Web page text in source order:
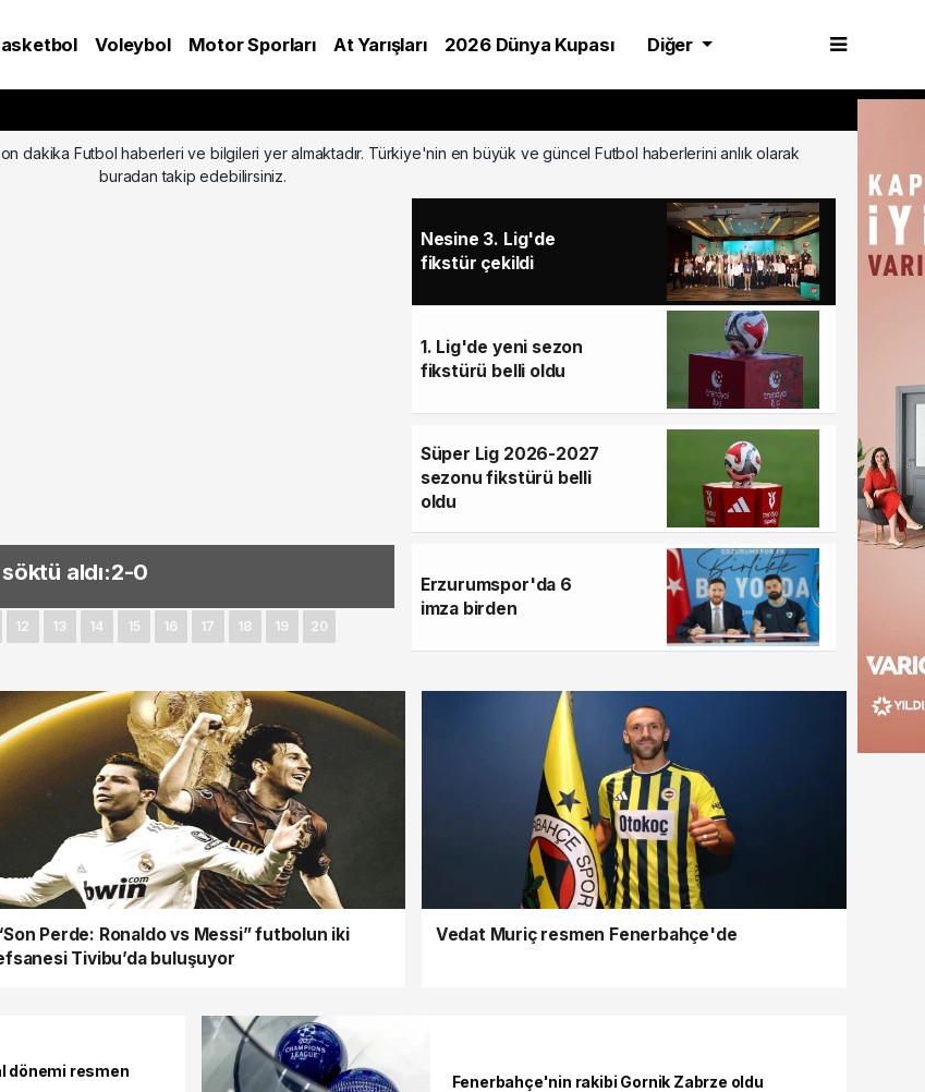
Voleybol Motor Sporları At Yarışları
2026 Dünya Kupası
Diğer
dakika Futbol haberleri ve bilgileri yer almaktadır. Türkiye'nin en büyük ve güncel Futbol haberlerini anlık olarak
buradan takip edebilirsiniz.
için İstanbul'da Anthony Taylor'a
12 13 14 15 16 17 18 19 20
Nesine 3. Lig'de
fikstür çekildi
1. Lig'de yeni sezon
fikstürü belli oldu
Süper Lig 2026-2027
sezonu fikstürü belli
oldu
Erzurumspor'da 6
imza birden
Perde: Ronaldo vs Messi” futbolun iki
Tivibu’da buluşuyor
Vedat Muriç resmen Fenerbahçe'de
dönemi resmen
Fenerbahçe'nin rakibi Gornik Zabrze oldu